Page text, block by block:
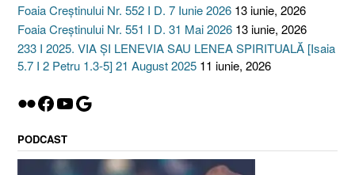
Foaia Creștinului Nr. 552 I D. 7 Iunie 2026 13 iunie, 2026
Foaia Creștinului Nr. 551 I D. 31 Mai 2026 13 iunie, 2026
233 I 2025. VIA ȘI LENEVIA SAU LENEA SPIRITUALĂ [Isaia
5.7 I 2 Petru 1.3-5] 21 August 2025 11 iunie, 2026
Flickr
Facebook
YouTube
Google
PODCAST